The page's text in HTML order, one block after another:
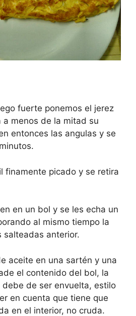
fuerte ponemos el jerez
a menos de la mitad su
entonces las angulas y se
finamente picado y se retira
en un bol y se les echa un
al mismo tiempo la
salteadas anterior.
aceite en una sartén y una
el contenido del bol, la
de ser envuelta, estilo
en cuenta que tiene que
en el interior, no cruda.